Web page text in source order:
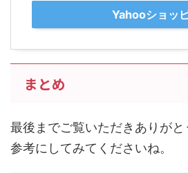
Yahooショッ
まとめ
最後までご覧いただきありが
参考にしてみてくださいね。